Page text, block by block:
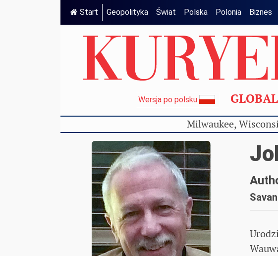
Start Geopolityka Świat Polska Polonia Biznes
Wersja po polsku
Milwaukee,